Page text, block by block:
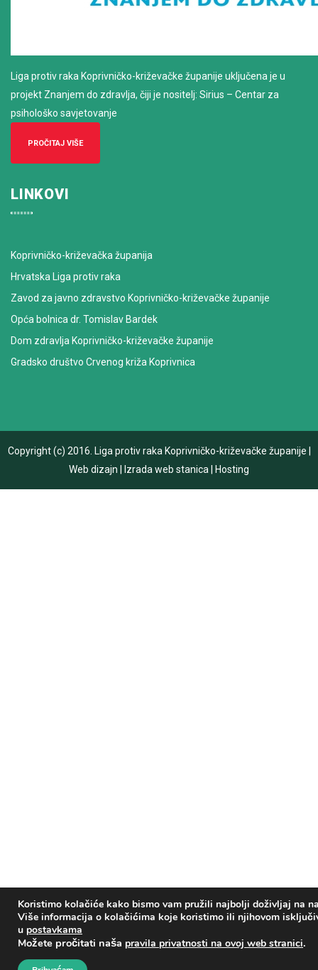
Koristimo kolačiće kako bismo vam pružili najbolji doživljaj na
Više informacija o kolačićima koje koristimo ili njihovom
u postavkama
Možete pročitati naša pravila privatnosti na ovoj web stranici.
Liga protiv raka Koprivničko-križevačke županije uključena je u
projekt Znanjem do zdravlja, čiji je nositelj: Sirius – Centar za
psihološko savjetovanje
PROČITAJ VIŠE
LINKOVI
Koprivničko-križevačka županija
Hrvatska Liga protiv raka
Zavod za javno zdravstvo Koprivničko-križevačke županije
Opća bolnica dr. Tomislav Bardek
Dom zdravlja Koprivničko-križevačke županije
Gradsko društvo Crvenog križa Koprivnica
Copyright (c) 2016. Liga protiv raka Koprivničko-križevačke županije
Web dizajn
Izrada web stanica Hosting